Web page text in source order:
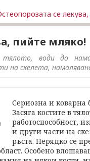
се
пийте мляко!
води до
на скелета,
Сериозна и коварна
Засяга костите в
работоспособност,
и други части на
ръста. Нерядко се
Особено